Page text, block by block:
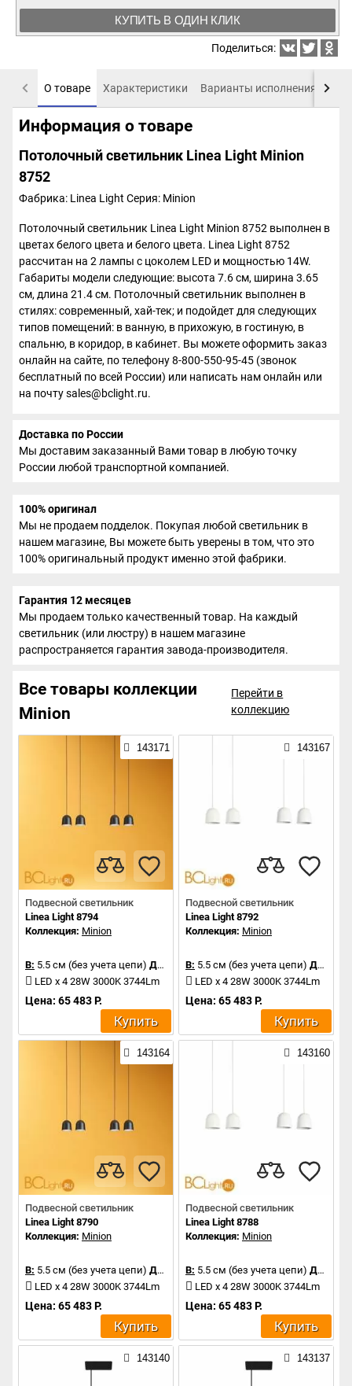
КУПИТЬ В ОДИН КЛИК
Поделиться:
О товаре Характеристики Варианты исполнения
Информация о товаре
Потолочный светильник Linea Light Minion
8752
Фабрика: Linea Light Серия: Minion
Потолочный светильник Linea Light Minion 8752 выполнен в
цветах белого цвета и белого цвета. Linea Light 8752
рассчитан на 2 лампы с цоколем LED и мощностью 14W.
Габариты модели следующие: высота 7.6 см, ширина 3.65
см, длина 21.4 см. Потолочный светильник выполнен в
стилях: современный, хай-тек; и подойдет для следующих
типов помещений: в ванную, в прихожую, в гостиную, в
спальню, в коридор, в кабинет. Вы можете оформить заказ
онлайн на сайте, по телефону 8-800-550-95-45 (звонок
бесплатный по всей России) или написать нам онлайн или
на почту sales@bclight.ru.
Доставка по России
Мы доставим заказанный Вами товар в любую точку
России любой транспортной компанией.
100% оригинал
Мы не продаем подделок. Покупая любой светильник в
нашем магазине, Вы можете быть уверены в том, что это
100% оригинальный продукт именно этой фабрики.
Гарантия 12 месяцев
Мы продаем только качественный товар. На каждый
светильник (или люстру) в нашем магазине
распространяется гарантия завода-производителя.
Все товары коллекции
Minion
Перейти в
коллекцию
143171
Подвесной светильник
Linea Light 8794
Коллекция: Minion
В: 5.5 см (без учета цепи) Д: 41.4 см
LED x 4 28W 3000K 3744Lm
Цена: 65 483 Р.
Купить
143167
Подвесной светильник
Linea Light 8792
Коллекция: Minion
В: 5.5 см (без учета цепи) Д: 41.4
LED x 4 28W 3000K 3744Lm
Цена: 65 483 Р.
Купить
143164
Подвесной светильник
Linea Light 8790
Коллекция: Minion
В: 5.5 см (без учета цепи) Д: 41.4 см
LED x 4 28W 3000K 3744Lm
Цена: 65 483 Р.
Купить
143160
Подвесной светильник
Linea Light 8788
Коллекция: Minion
В: 5.5 см (без учета цепи) Д: 41.4
LED x 4 28W 3000K 3744Lm
Цена: 65 483 Р.
Купить
143140 143137